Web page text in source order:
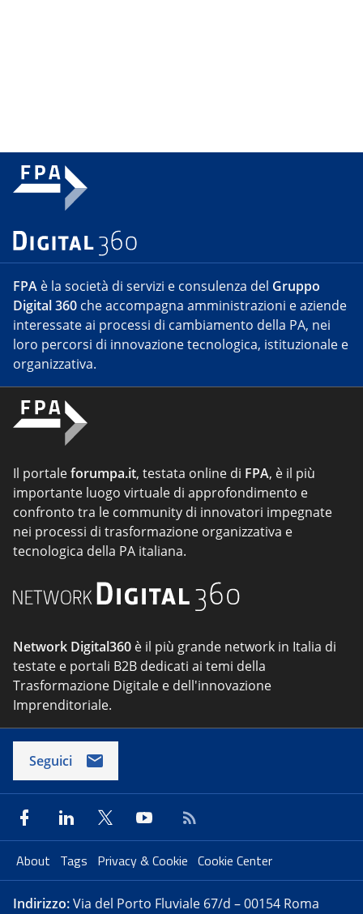
FPA è la società di servizi e consulenza del Gruppo
Digital 360 che accompagna amministrazioni e aziende
interessate ai processi di cambiamento della PA, nei
loro percorsi di innovazione tecnologica, istituzionale e
organizzativa.
Il portaleforumpa.it, testata online di FPA, è il più
importante luogo virtuale di approfondimento e
confronto tra le community di innovatori impegnate
nei processi di trasformazione organizzativa e
tecnologica della PA italiana.
Network Digital360 è il più grande network in Italia di
testate e portali B2B dedicati ai temi della
Trasformazione Digitale e dell'innovazione
Imprenditoriale.
Seguici
About Tags Privacy & Cookie Cookie Center
Indirizzo:Via del Porto Fluviale 67/d – 00154 Roma